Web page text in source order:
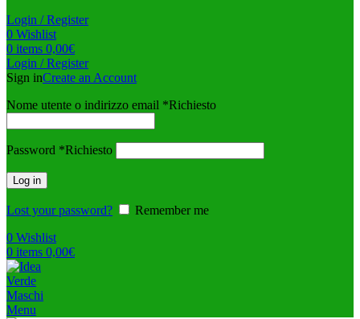
Login / Register
0 Wishlist
0 items 0,00€
Login / Register
Sign inCreate an Account
Nome utente o indirizzo email *Richiesto
Password *Richiesto
Log in
Lost your password?
Remember me
0 Wishlist
0 items 0,00€
Menu